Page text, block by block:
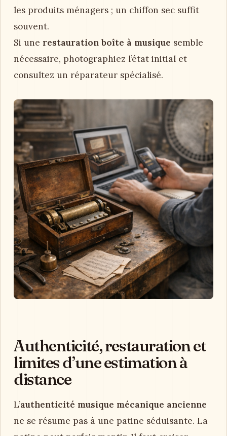
les produits ménagers ; un chiffon sec suffit
souvent.
Si une restauration boîte à musique semble
nécessaire, photographiez l’état initial et
consultez un réparateur spécialisé.
Authenticité, restauration et
limites d’une estimation à
distance
L’authenticité musique mécanique ancienne
ne se résume pas à une patine séduisante. La